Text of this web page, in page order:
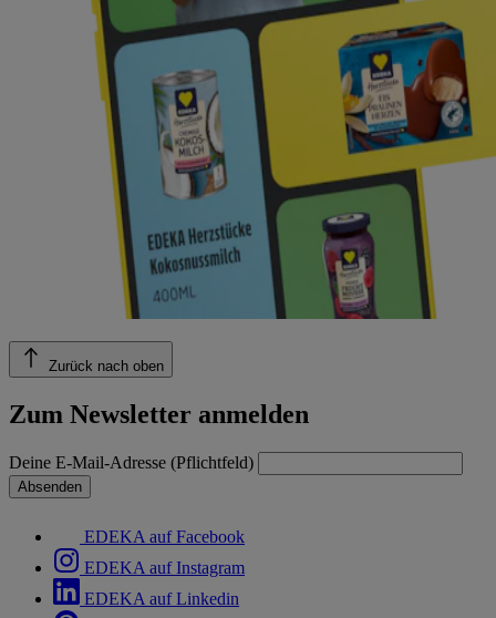
Zurück nach oben
Zum Newsletter anmelden
Deine E-Mail-Adresse (Pflichtfeld)
Absenden
EDEKA auf Facebook
EDEKA auf Instagram
EDEKA auf Linkedin